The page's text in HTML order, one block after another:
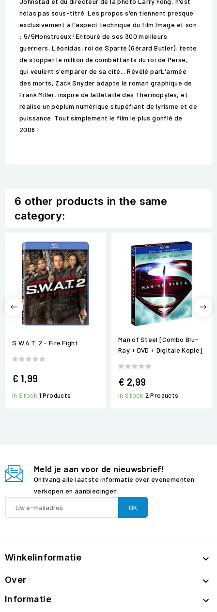
hélas pas sous-titré. Les propos s'en tiennent presque
exclusivement à l'aspect technique du film.Image et son
: 5/5Monstrueux !Entouré de ses 300 meilleurs
guerriers, Léonidas, roi de Sparte (Gérard Butler), tente
de stopper le million de combattants du roi de Perse,
qui veulent s'emparer de sa cité... Révélé parL'armée
des morts, Zack Snyder adapte le roman graphique de
Frank Miller, inspiré de laBataille des Thermopyles, et
réalise un péplum numérique stupéfiant de lyrisme et de
puissance. Tout simplement le film le plus gonflé de
2006 !
6 other products in the same
category:
S.W.A.T. 2 - Fire Fight
€ 1,99
In Stock 1 Products
Man of Steel [Combo Blu-
Ray + DVD + Digitale Kopie]
€ 2,99
In Stock 2 Products
Meld je aan voor de nieuwsbrief!
Ontvang alle laatste informatie over evenementen,
verkopen en aanbiedingen.
Winkelinformatie 
Over 
Informatie 